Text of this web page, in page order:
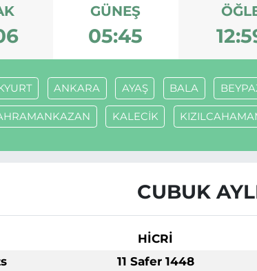
GÜNEŞ
05:45
ANKARA AYAŞ BALA
KALECİK
CUBUK
HİCRİ
11 Safer 1448